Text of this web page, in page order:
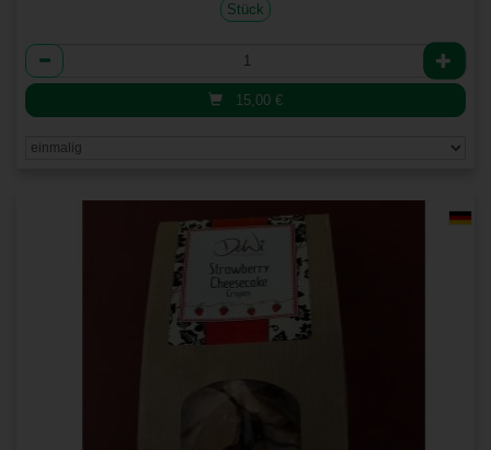
Stück
Anzahl
15,00 €